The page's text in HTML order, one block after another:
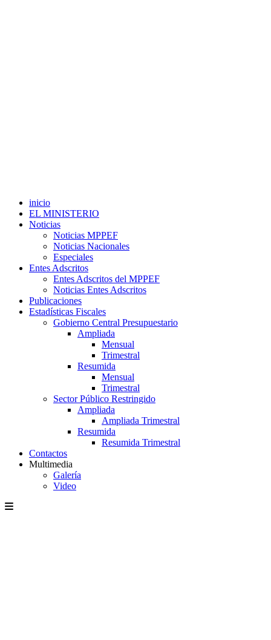
inicio
EL MINISTERIO
Noticias
Noticias MPPEF
Noticias Nacionales
Especiales
Entes Adscritos
Entes Adscritos del MPPEF
Noticias Entes Adscritos
Publicaciones
Estadísticas Fiscales
Gobierno Central Presupuestario
Ampliada
Mensual
Trimestral
Resumida
Mensual
Trimestral
Sector Público Restringido
Ampliada
Ampliada Trimestral
Resumida
Resumida Trimestral
Contactos
Multimedia
Galería
Video